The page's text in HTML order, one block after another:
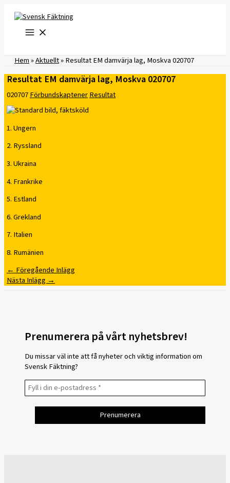
innehåll
Hem»Aktuellt»Resultat EM damvärja lag, Moskva 020707
Resultat EM damvärja lag, Moskva 020707
020707FörbundskaptenerResultat
1. Ungern
2. Ryssland
3. Ukraina
4. Frankrike
5. Estland
6. Grekland
7. Italien
8. Rumänien
←Föregående Inlägg
Nästa Inlägg→
Prenumerera på vårt nyhetsbrev!
Du missar väl inte att få nyheter och viktig information om
Svensk Fäktning?